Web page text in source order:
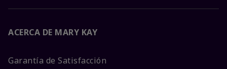
ACERCA DE MARY KAY
Garantía de Satisfacción